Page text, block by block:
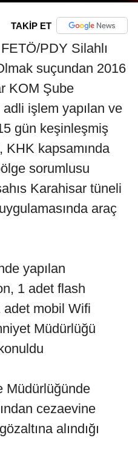
TAKİP ET
PDY Silahlı
suçundan 2016
KOM Şube
işlem yapılan ve
gün keşinleşmiş
KHK kapsamında
sorumlusu
Karahisar tüneli
araç
yapılan
1 adet flash
mobil Wifi
Müdürlüğü
Müdürlüğünde
cezaevine
alındığı